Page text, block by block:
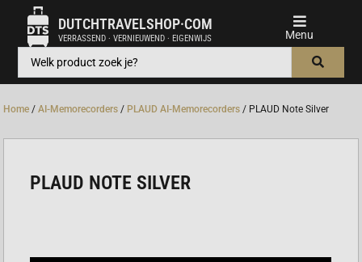
DUTCHTRAVELSHOP·COM
VERRASSEND · VERNIEUWEND · EIGENWIJS
Home /AI-Memorecorders / PLAUD AI-Memorecorders / PLAUD Note Silver
PLAUD NOTE SILVER